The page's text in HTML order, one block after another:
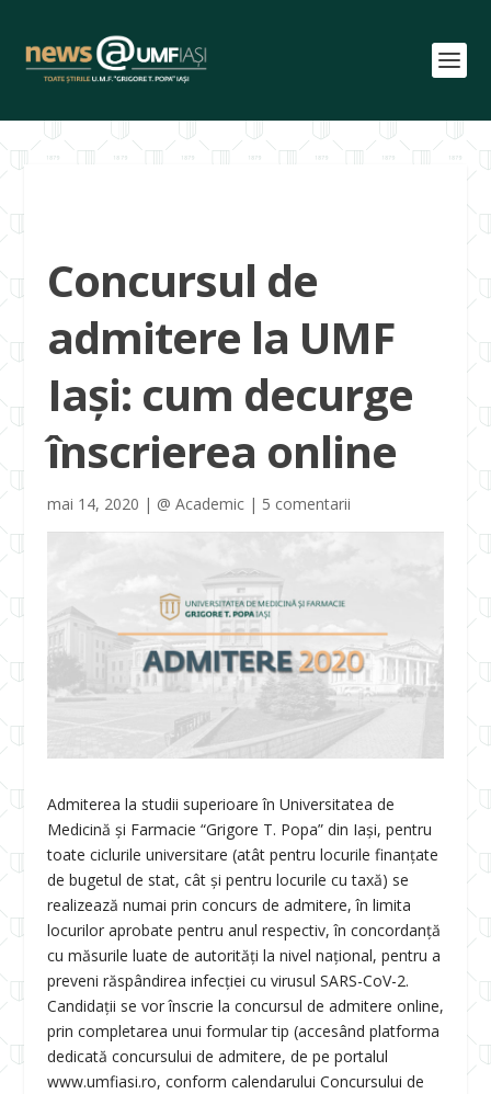
Concursul de
admitere la UMF
Iași: cum decurge
înscrierea online
mai 14, 2020 | @ Academic| 5 comentarii
Admiterea la studii superioare în Universitatea de
Medicină și Farmacie “Grigore T. Popa” din Iași, pentru
toate ciclurile universitare (atât pentru locurile finanțate
de bugetul de stat, cât și pentru locurile cu taxă) se
realizează numai prin concurs de admitere, în limita
locurilor aprobate pentru anul respectiv, în concordanță
cu măsurile luate de autorităţi la nivel național, pentru a
preveni răspândirea infecţiei cu virusul SARS-CoV-2.
Candidații se vor înscrie la concursul de admitere online,
prin completarea unui formular tip (accesând platforma
dedicată concursului de admitere, de pe portalul
www.umfiasi.ro, conform calendarului Concursului de